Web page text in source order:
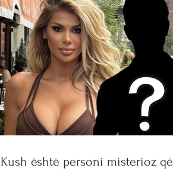
Kush është personi misterioz që